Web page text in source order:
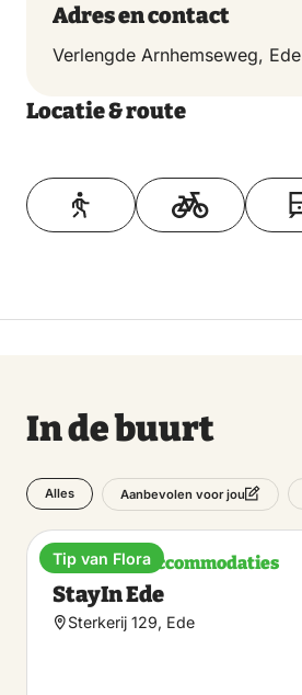
Adres en contact
Verlengde Arnhemseweg, Ede
Locatie & route
Toon op kaart
In de buurt
Alles Aanbevolen voor jou
Bijzondere accommodaties
StayIn Ede
Sterkerij 129, Ede
Tip van Flora